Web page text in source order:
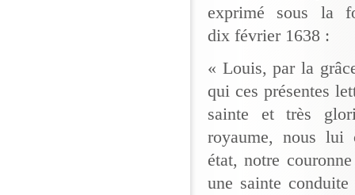
exprimé sous la
dix février 1638 :
« Louis, par la
qui ces présentes
sainte et très
royaume, nous lui
état, notre
une sainte